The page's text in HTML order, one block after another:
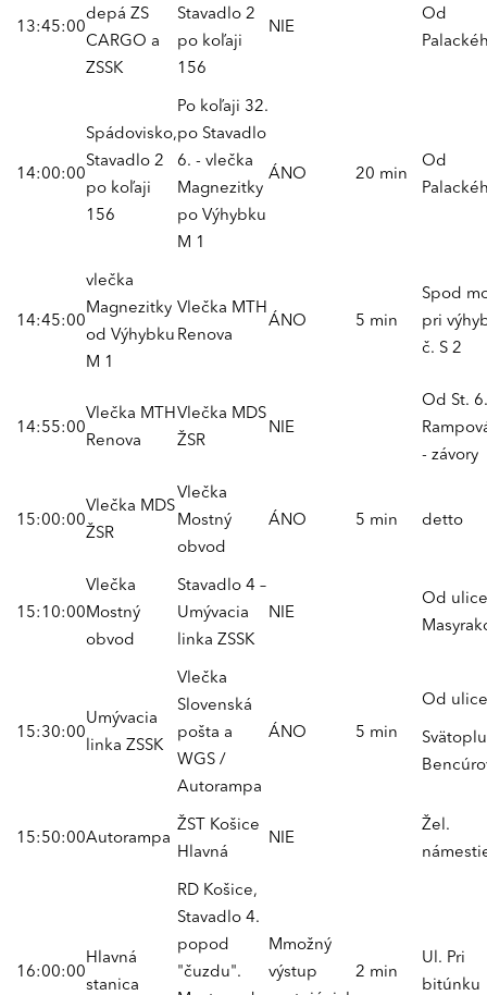
13:45:00
depá ZS
CARGO a
ZSSK
Stavadlo 2
po koľaji
156
NIE
Od
14:00:00
Spádovisko,
Stavadlo 2
po koľaji
156
Po koľaji 32.
po Stavadlo
6. - vlečka
Magnezitky
po Výhybku
M 1
ÁNO 20 min
Od
14:45:00
vlečka
Magnezitky
od Výhybku
M 1
Vlečka MTH
Renova
ÁNO 5 min
Spod
pri
č. S 2
14:55:00
Vlečka MTH
Renova
Vlečka MDS
ŽSR
NIE
Od St. 6.
- závory
15:00:00
Vlečka MDS
ŽSR
Vlečka
Mostný
obvod
ÁNO 5 min detto
15:10:00
Vlečka
Mostný
obvod
Stavadlo 4 –
Umývacia
linka ZSSK
NIE
Od
15:30:00
Umývacia
linka ZSSK
Vlečka
Slovenská
pošta a
WGS /
Autorampa
ÁNO 5 min
Od
15:50:00Autorampa
ŽST Košice
Hlavná
NIE
Žel.
16:00:00
Hlavná
stanica
RD Košice,
Stavadlo 4.
popod
"čuzdu".
Mmožný
výstup
2 min
Ul. Pri
bitúnku